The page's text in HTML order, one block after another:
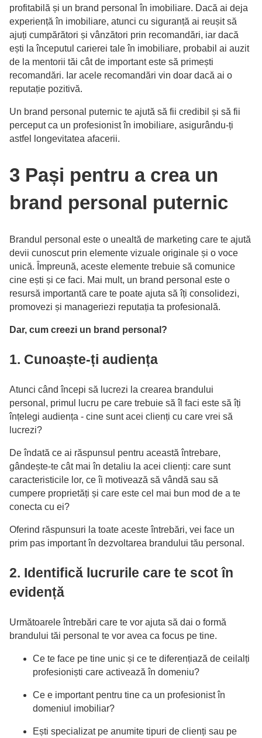
profitabilă și un brand personal în imobiliare. Dacă ai deja
experiență în imobiliare, atunci cu siguranță ai reușit să
ajuți cumpărători și vânzători prin recomandări, iar dacă
ești la începutul carierei tale în imobiliare, probabil ai auzit
de la mentorii tăi cât de important este să primești
recomandări. Iar acele recomandări vin doar dacă ai o
reputație pozitivă.
Un brand personal puternic te ajută să fii credibil și să fii
perceput ca un profesionist în imobiliare, asigurându-ți
astfel longevitatea afacerii.
3 Pași pentru a crea un
brand personal puternic
Brandul personal este o unealtă de marketing care te ajută
devii cunoscut prin elemente vizuale originale și o voce
unică. Împreună, aceste elemente trebuie să comunice
cine ești și ce faci. Mai mult, un brand personal este o
resursă importantă care te poate ajuta să îți consolidezi,
promovezi și manageriezi reputația ta profesională.
Dar, cum creezi un brand personal?
1. Cunoaște-ți audiența
Atunci când începi să lucrezi la crearea brandului
personal, primul lucru pe care trebuie să îl faci este să îți
înțelegi audiența - cine sunt acei clienți cu care vrei să
lucrezi?
De îndată ce ai răspunsul pentru această întrebare,
gândește-te cât mai în detaliu la acei clienți: care sunt
caracteristicile lor, ce îi motivează să vândă sau să
cumpere proprietăți și care este cel mai bun mod de a te
conecta cu ei?
Oferind răspunsuri la toate aceste întrebări, vei face un
prim pas important în dezvoltarea brandului tău personal.
2. Identifică lucrurile care te scot în
evidență
Următoarele întrebări care te vor ajuta să dai o formă
brandului tăi personal te vor avea ca focus pe tine.
Ce te face pe tine unic și ce te diferențiază de ceilalți
profesioniști care activează în domeniu?
Ce e important pentru tine ca un profesionist în
domeniul imobiliar?
Ești specializat pe anumite tipuri de clienți sau pe